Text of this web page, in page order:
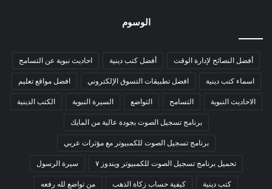
الوسوم
أفضل النصائح لإدارة الوقت أفضل كتب دينية احاديث نبوية عن التسامح
اسماء كتب دينية افضل تطبيقات التسوق الإلكتروني افضل مواقع تعليم
الاحاديث النبوية التسامح التواضع السيرة النبوية الكتب الدينية
برنامج تسجيل الصوت بجودة عالية من المايك
برنامج تسجيل الصوت للكمبيوتر مع مؤثرات عربي
تحميل برنامج تسجيل الصوت للكمبيوتر ويندوز ٧ سيرة الرسول
كتب دينية كيفية حساب زكاة الذهب من تواضع لله رفعه